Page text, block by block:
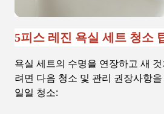
5피스 레진 욕실 세트 청소
욕실 세트의 수명을 연장하고 새
려면 다음 청소 및 관리 권장사항
일일 청소: